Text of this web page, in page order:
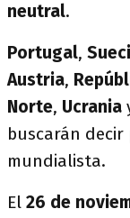
neutral.
Portugal,
Austria,
Norte, Ucrania
buscarán
mundialista.
El 26 de